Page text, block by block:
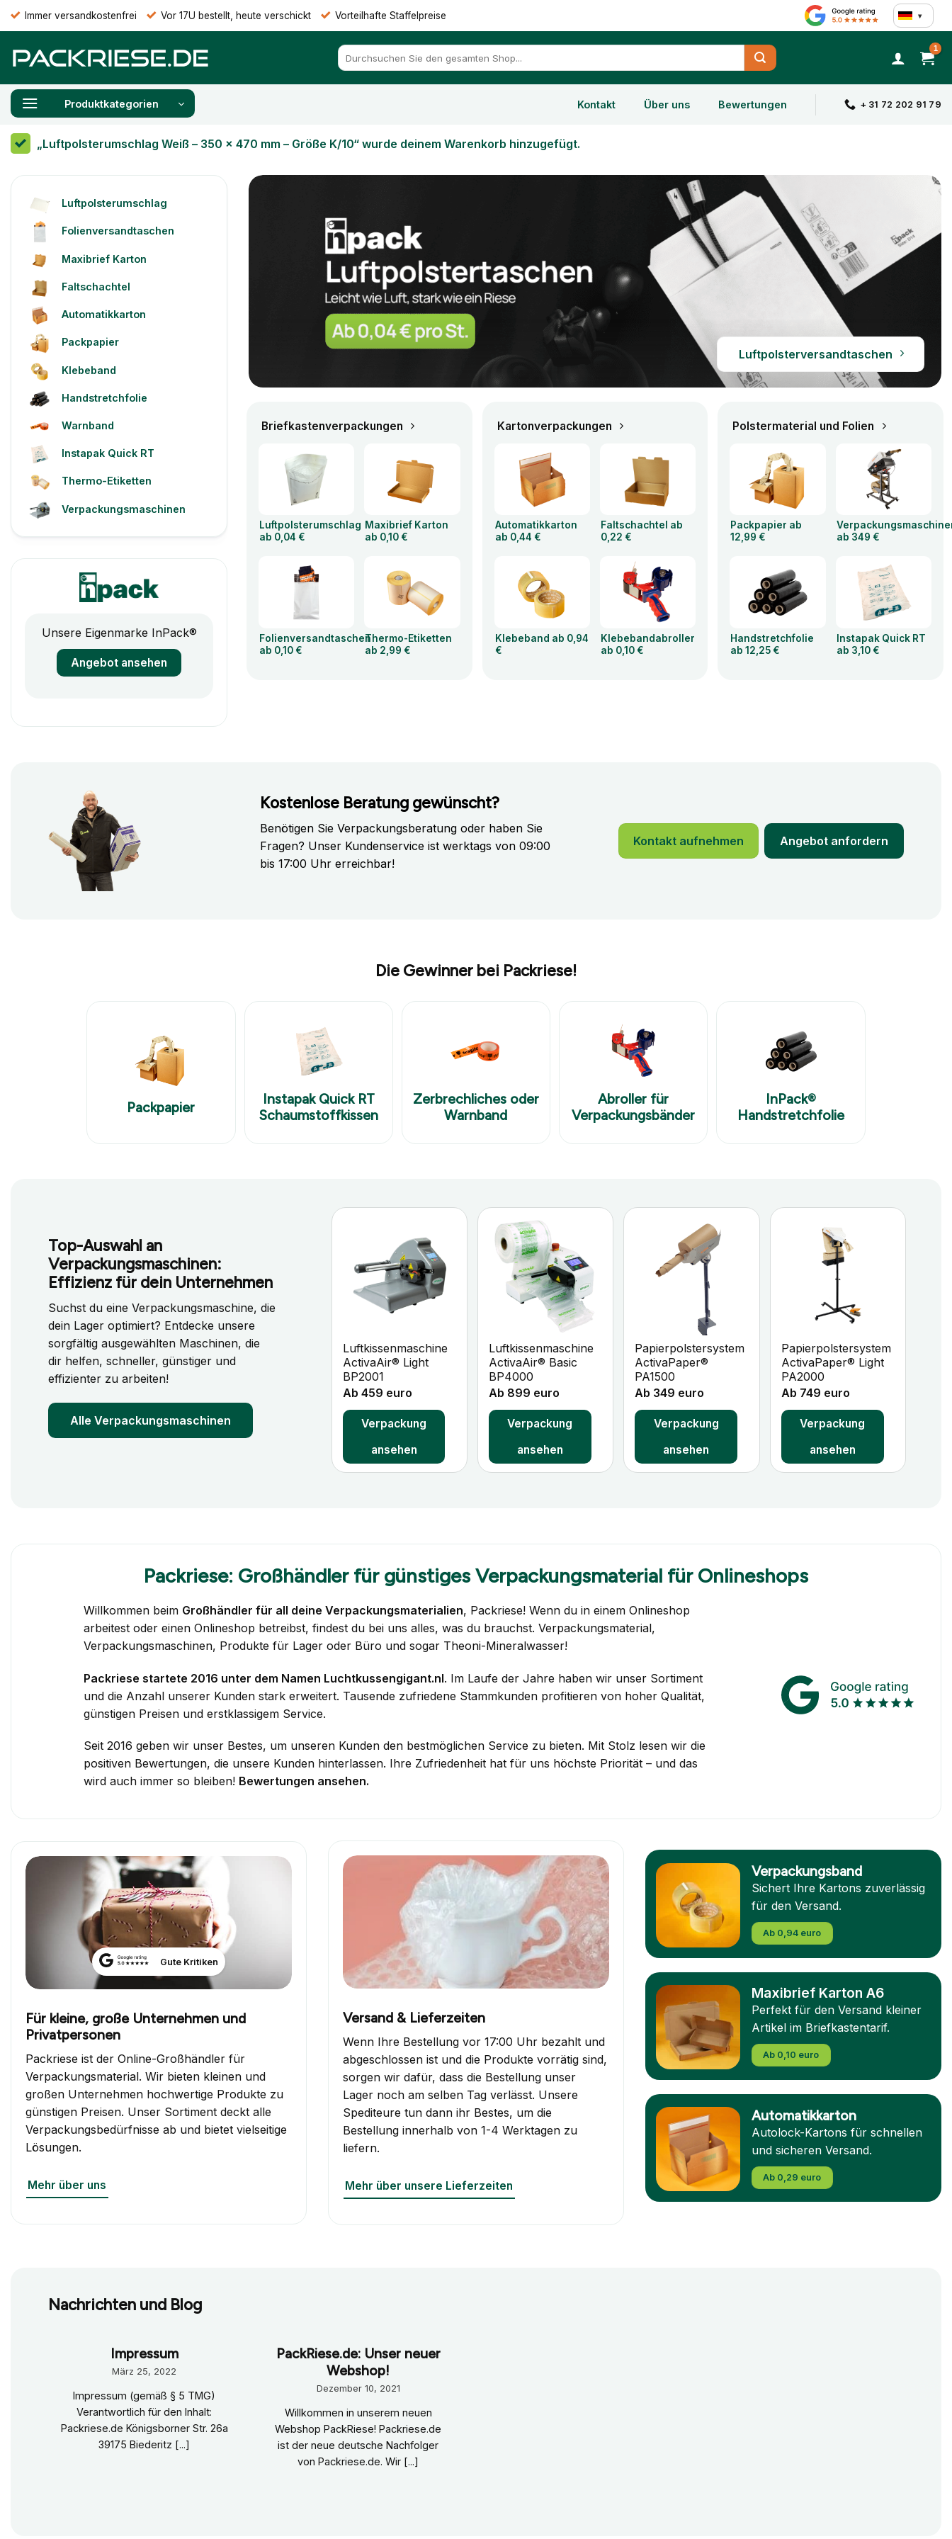
Zum
Immer versandkostenfrei Vor 17U bestellt, heute verschickt Vorteilhafte Staffelpreise ▾
Suchen
nach:
Produktkategorien Kontakt Über uns Bewertungen + 31 72 202 91 79
„Luftpolsterumschlag Weiß – 350 x 470 mm – Größe K/10“ wurde deinem Warenkorb hinzugefügt.
Luftpolsterumschlag
Folienversandtaschen
Maxibrief Karton
Faltschachtel
Automatikkarton
Packpapier
Klebeband
Handstretchfolie
Warnband
Instapak Quick RT
Thermo-Etiketten
Verpackungsmaschinen
Unsere Eigenmarke InPack®
Angebot ansehen
Luftpolsterversandtaschen
Briefkastenverpackungen
Luftpolsterumschlag
ab 0,04 €
Maxibrief Karton
ab 0,10 €
Folienversandtaschen
ab 0,10 €
Thermo-Etiketten
ab 2,99 €
Kartonverpackungen
Automatikkarton
ab 0,44 €
Faltschachtel ab
0,22 €
Klebeband ab 0,94
€
Klebebandabroller
ab 0,10 €
Polstermaterial und Folien
Packpapier ab
12,99 €
ab 349 €
Handstretchfolie
ab 12,25 €
Instapak Quick RT
ab 3,10 €
Kostenlose Beratung gewünscht?
Benötigen Sie Verpackungsberatung oder haben Sie
Fragen? Unser Kundenservice ist werktags von 09:00
bis 17:00 Uhr erreichbar!
Kontakt aufnehmen Angebot anfordern
Die Gewinner bei Packriese!
Packpapier
Instapak Quick RT
Schaumstoffkissen
Zerbrechliches oder
Warnband
Abroller für
Verpackungsbänder
InPack®
Handstretchfolie
Top-Auswahl an
Verpackungsmaschinen:
Effizienz für dein Unternehmen
Suchst du eine Verpackungsmaschine, die
dein Lager optimiert? Entdecke unsere
sorgfältig ausgewählten Maschinen, die
dir helfen, schneller, günstiger und
effizienter zu arbeiten!
Alle Verpackungsmaschinen
Luftkissenmaschine
ActivaAir® Light
BP2001
Ab 459 euro
Verpackung
ansehen
Luftkissenmaschine
ActivaAir® Basic
BP4000
Ab 899 euro
Verpackung
ansehen
Papierpolstersystem
ActivaPaper®
PA1500
Ab 349 euro
Verpackung
ansehen
Papierpolstersystem
ActivaPaper® Light
PA2000
Ab 749 euro
Verpackung
ansehen
Packriese: Großhändler für günstiges Verpackungsmaterial für Onlineshops
Willkommen beim Großhändler für all deine Verpackungsmaterialien, Packriese! Wenn du in einem Onlineshop
arbeitest oder einen Onlineshop betreibst, findest du bei uns alles, was du brauchst. Verpackungsmaterial,
Verpackungsmaschinen, Produkte für Lager oder Büro und sogar Theoni-Mineralwasser!
Packriese startete 2016 unter dem Namen Luchtkussengigant.nl. Im Laufe der Jahre haben wir unser Sortiment
und die Anzahl unserer Kunden stark erweitert. Tausende zufriedene Stammkunden profitieren von hoher Qualität,
günstigen Preisen und erstklassigem Service.
Seit 2016 geben wir unser Bestes, um unseren Kunden den bestmöglichen Service zu bieten. Mit Stolz lesen wir die
positiven Bewertungen, die unsere Kunden hinterlassen. Ihre Zufriedenheit hat für uns höchste Priorität – und das
wird auch immer so bleiben! Bewertungen ansehen.
Gute Kritiken
Für kleine, große Unternehmen und
Privatpersonen
Packriese ist der Online-Großhändler für
Verpackungsmaterial. Wir bieten kleinen und
großen Unternehmen hochwertige Produkte zu
günstigen Preisen. Unser Sortiment deckt alle
Verpackungsbedürfnisse ab und bietet vielseitige
Lösungen.
Mehr über uns
Versand & Lieferzeiten
Wenn Ihre Bestellung vor 17:00 Uhr bezahlt und
abgeschlossen ist und die Produkte vorrätig sind,
sorgen wir dafür, dass die Bestellung unser
Lager noch am selben Tag verlässt. Unsere
Spediteure tun dann ihr Bestes, um die
Bestellung innerhalb von 1-4 Werktagen zu
liefern.
Mehr über unsere Lieferzeiten
Verpackungsband
Sichert Ihre Kartons zuverlässig
für den Versand.
Ab 0,94 euro
Maxibrief Karton A6
Perfekt für den Versand kleiner
Artikel im Briefkastentarif.
Ab 0,10 euro
Automatikkarton
Autolock-Kartons für schnellen
und sicheren Versand.
Ab 0,29 euro
Nachrichten und Blog
Impressum
März 25, 2022
Impressum (gemäß § 5 TMG)
Verantwortlich für den Inhalt:
Packriese.de Königsborner Str. 26a
39175 Biederitz [...]
PackRiese.de: Unser neuer
Webshop!
Dezember 10, 2021
Willkommen in unserem neuen
Webshop PackRiese! Packriese.de
ist der neue deutsche Nachfolger
von Packriese.de. Wir [...]